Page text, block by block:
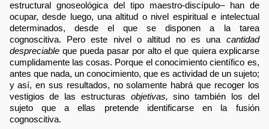
estructural gnoseológica del tipo maestro-discípulo– han de
ocupar, desde luego, una altitud o nivel espiritual e intelectual
determinados, desde el que se disponen a la tarea
cognoscitiva. Pero este nivel o altitud no es una cantidad
despreciableque pueda pasar por alto el que quiera explicarse
cumplidamente las cosas. Porque el conocimiento científico es,
antes que nada, un conocimiento, que es actividad de un sujeto;
y así, en sus resultados, no solamente habrá que recoger los
vestigios de las estructuras objetivas, sino también los del
sujeto que a ellas pretende identificarse en la fusión
cognoscitiva.